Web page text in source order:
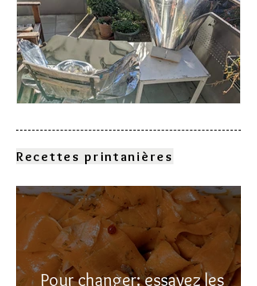
Comment choisir son four
solaire?
Recettes printanières
Pour changer: essayez les